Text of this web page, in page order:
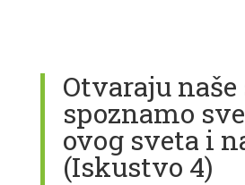
Otvaraju naše
spoznamo
ovog sveta i
(Iskustvo 4)